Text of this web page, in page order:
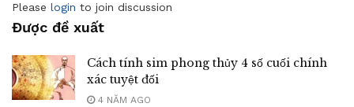
Please login to join discussion
Được đề xuất
Cách tính sim phong thủy 4 số cuối chính
xác tuyệt đối
4 NĂM AGO